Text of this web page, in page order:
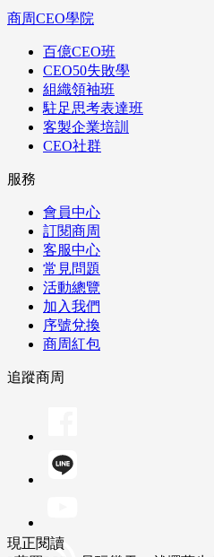
商周CEO學院
百億CEO班
CEO50失敗學
組織領袖班
駐足思考表達班
客製企業培訓
CEO社群
服務
會員中心
訂閱商周
客服中心
常見問題
活動總覽
加入我們
序號兌換
商周紅包
追蹤商周
現正閱讀